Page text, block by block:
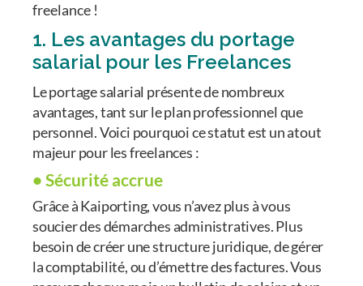
freelance !
1. Les avantages du portage
salarial pour les Freelances
Le portage salarial présente de nombreux
avantages, tant sur le plan professionnel que
personnel. Voici pourquoi ce statut est un atout
majeur pour les freelances :
• Sécurité accrue
Grâce à Kaiporting, vous n’avez plus à vous
soucier des démarches administratives. Plus
besoin de créer une structure juridique, de gérer
la comptabilité, ou d’émettre des factures. Vous